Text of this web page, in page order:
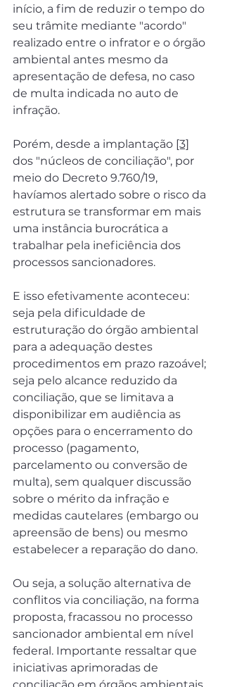
início, a fim de reduzir o tempo do
seu trâmite mediante "acordo"
realizado entre o infrator e o órgão
ambiental antes mesmo da
apresentação de defesa, no caso
de multa indicada no auto de
infração.
Porém, desde a implantação [3]
dos "núcleos de conciliação", por
meio do Decreto 9.760/19,
havíamos alertado sobre o risco da
estrutura se transformar em mais
uma instância burocrática a
trabalhar pela ineficiência dos
processos sancionadores.
E isso efetivamente aconteceu:
seja pela dificuldade de
estruturação do órgão ambiental
para a adequação destes
procedimentos em prazo razoável;
seja pelo alcance reduzido da
conciliação, que se limitava a
disponibilizar em audiência as
opções para o encerramento do
processo (pagamento,
parcelamento ou conversão de
multa), sem qualquer discussão
sobre o mérito da infração e
medidas cautelares (embargo ou
apreensão de bens) ou mesmo
estabelecer a reparação do dano.
Ou seja, a solução alternativa de
conflitos via conciliação, na forma
proposta, fracassou no processo
sancionador ambiental em nível
federal. Importante ressaltar que
iniciativas aprimoradas de